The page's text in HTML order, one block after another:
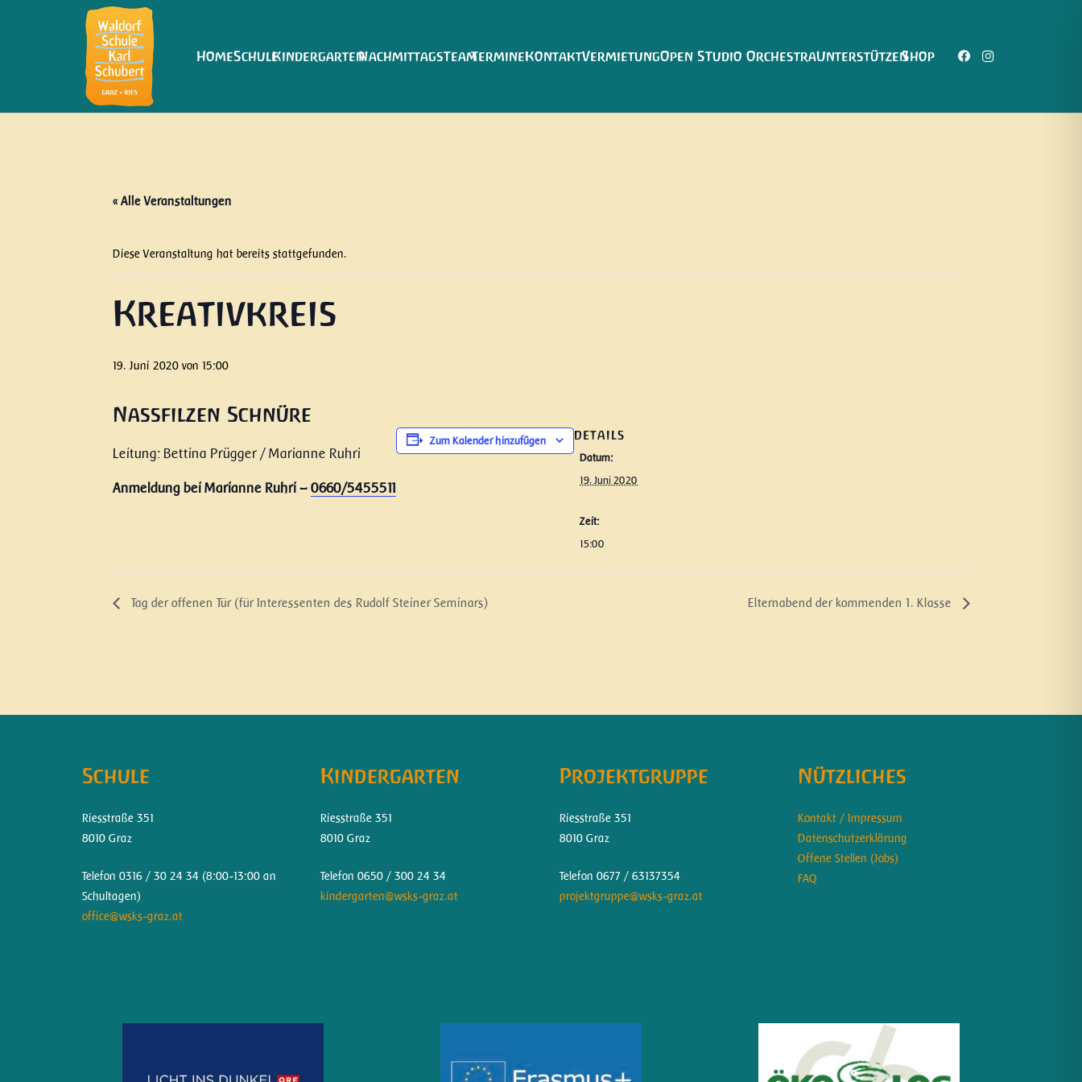
HomeSchuleKindergartenNachmittagsTeamTermineKontaktVermietungOpen STudio OrchestraUnterstützenShop
« Alle Veranstaltungen
Diese Veranstaltung hat bereits stattgefunden.
Kreativkreis
19. Juni 2020 von 15:00
Nassfilzen Schnüre
Leitung: Bettina Prügger / Marianne Ruhri
Anmeldung bei Marianne Ruhri – 0660/5455511
Zum Kalender hinzufügen DETAILS
Datum:
19. Juni 2020
Zeit:
15:00
Tag der offenen Tür (für Interessenten des Rudolf Steiner Seminars) Elternabend der kommenden 1. Klasse
Schule
Riesstraße 351
8010 Graz
Telefon 0316 / 30 24 34 (8:00-13:00 an
Schultagen)
office@wsks-graz.at
Kindergarten
Riesstraße 351
8010 Graz
Telefon 0650 / 300 24 34
kindergarten@wsks-graz.at
Projektgruppe
Riesstraße 351
8010 Graz
Telefon 0677 / 63137354
projektgruppe@wsks-graz.at
Nützliches
Kontakt / Impressum
Datenschutzerklärung
Offene Stellen (Jobs)
FAQ